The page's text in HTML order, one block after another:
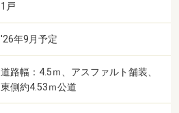
1戸
'26年9月予定
道路幅：4.5ｍ、アスファルト舗装、
東側約4.53ｍ公道